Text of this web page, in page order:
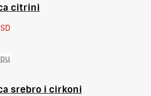
citrini
srebro i cirkoni